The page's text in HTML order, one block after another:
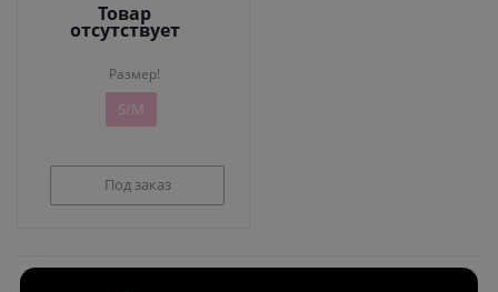
Товар
отсутствует
Размер!
S/M
Под заказ